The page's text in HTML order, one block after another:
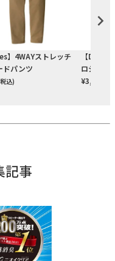
】4WAYストレッチ
ドパンツ
込)
【
ロシャツ
¥3,060
記事